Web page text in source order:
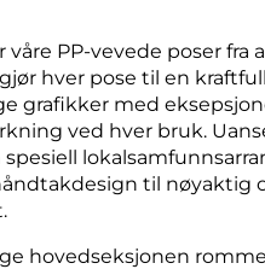
PP-vevede poser
hver pose til en
grafikker med
ved hver bruk.
til nøyaktig
hovedseksjonen